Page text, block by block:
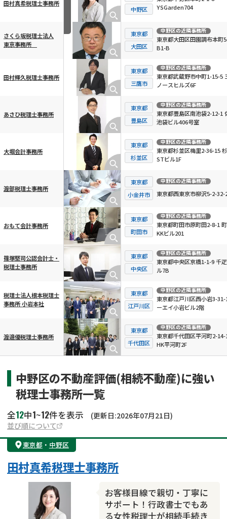
横スクロール可能
田村真希税理士事務所
中野区
YSGarden704
さくら坂税理士法人
東京事務所
東京都
大田区
中野区の近隣事務所
東京都大田区田園調布本町
B1-B
田村輝久税理士事務所
東京都
三鷹市
中野区の近隣事務所
東京都武蔵野市中町1-15-5
ノースヒルズ6F
あさひ税理士事務所
東京都
豊島区
中野区の近隣事務所
東京都豊島区南池袋2-12-1
池袋ビル406号室
大堀会計事務所
東京都
杉並区
中野区の近隣事務所
東京都杉並区梅里2-36-15
STビル1F
渡部税理士事務所
東京都
小金井市
中野区の近隣事務所
東京都西東京市柳沢5-2-32-
おもて会計事務所
東京都
町田市
中野区の近隣事務所
東京都町田市原町田2-8-1
KKビル201
篠塚堅司公認会計士・
税理士事務所
東京都
中央区
中野区の近隣事務所
東京都中央区京橋1-1-9 千
ル7B
税理士法人根本税理士
事務所 小岩本社
東京都
江戸川区
中野区の近隣事務所
東京都江戸川区西小岩3-31-
ーエイ小岩ビル2階
渡邉優税理士事務所
東京都
千代田区
中野区の近隣事務所
東京都千代田区平河町2-14-
HK平河町2F
中野区の不動産評価(相続不動産)に強い
税理士事務所一覧
全12中1~12件を表示
(更新日:2026年07月21日)
並び順について
東京都 ・ 中野区
お客様目線で親切・丁寧に
サポート！行政書士でもあ
る女性税理士が相続手続き
田村真希税理士事務所